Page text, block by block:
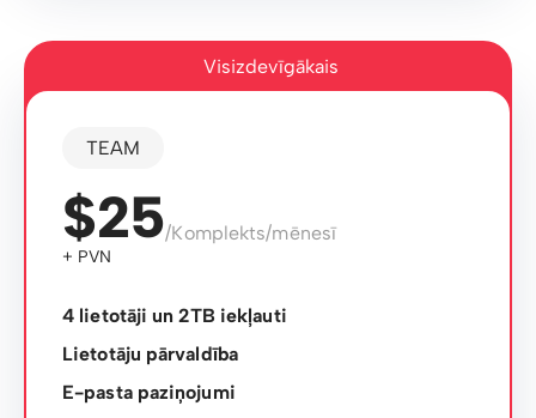
Visizdevīgākais
TEAM
$25/Komplekts/mēnesī
+ PVN
4 lietotāji un 2TB iekļauti
Lietotāju pārvaldība
E-pasta paziņojumi